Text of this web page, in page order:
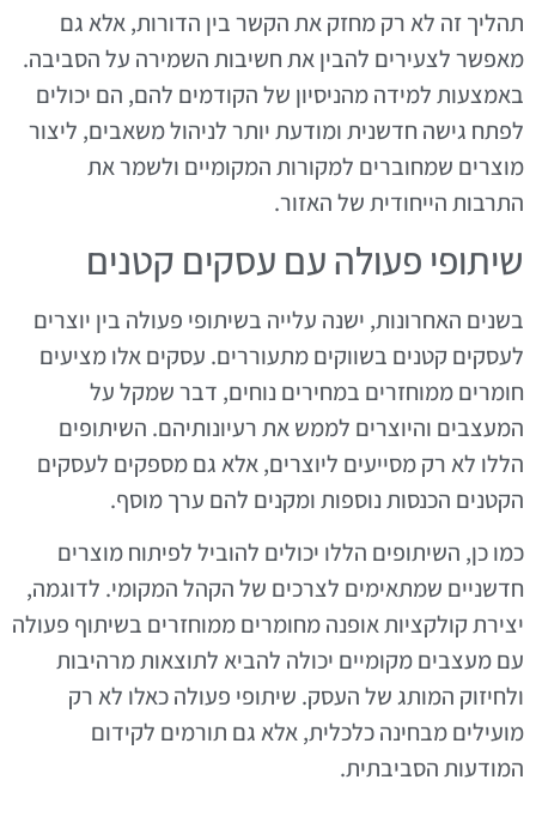
תהליך זה לא רק מחזק את הקשר בין הדורות, אלא גם
מאפשר לצעירים להבין את חשיבות השמירה על הסביבה.
באמצעות למידה מהניסיון של הקודמים להם, הם יכולים
לפתח גישה חדשנית ומודעת יותר לניהול משאבים, ליצור
מוצרים שמחוברים למקורות המקומיים ולשמר את
התרבות הייחודית של האזור.
שיתופי פעולה עם עסקים קטנים
בשנים האחרונות, ישנה עלייה בשיתופי פעולה בין יוצרים
לעסקים קטנים בשווקים מתעוררים. עסקים אלו מציעים
חומרים ממוחזרים במחירים נוחים, דבר שמקל על
המעצבים והיוצרים לממש את רעיונותיהם. השיתופים
הללו לא רק מסייעים ליוצרים, אלא גם מספקים לעסקים
הקטנים הכנסות נוספות ומקנים להם ערך מוסף.
כמו כן, השיתופים הללו יכולים להוביל לפיתוח מוצרים
חדשניים שמתאימים לצרכים של הקהל המקומי. לדוגמה,
יצירת קולקציות אופנה מחומרים ממוחזרים בשיתוף פעולה
עם מעצבים מקומיים יכולה להביא לתוצאות מרהיבות
ולחיזוק המותג של העסק. שיתופי פעולה כאלו לא רק
מועילים מבחינה כלכלית, אלא גם תורמים לקידום
המודעות הסביבתית.